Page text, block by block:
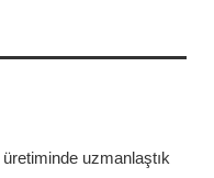
üretiminde uzmanlaştık